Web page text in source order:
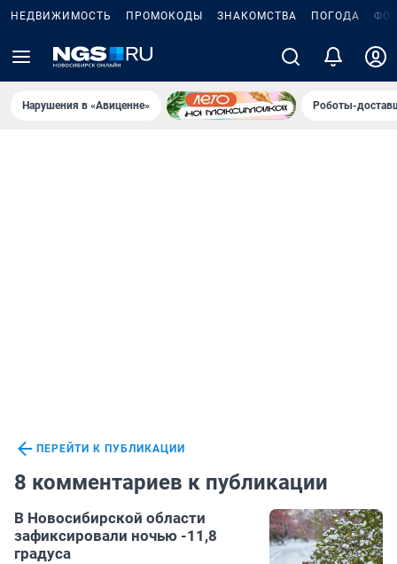
НЕДВИЖИМОСТЬ ПРОМОКОДЫ ЗНАКОМСТВА ПОГОДА
Нарушения в «Авиценне» Роботы-
ПЕРЕЙТИ К ПУБЛИКАЦИИ
8 комментариев к публикации
В Новосибирской области
зафиксировали ночью -11,8
градуса